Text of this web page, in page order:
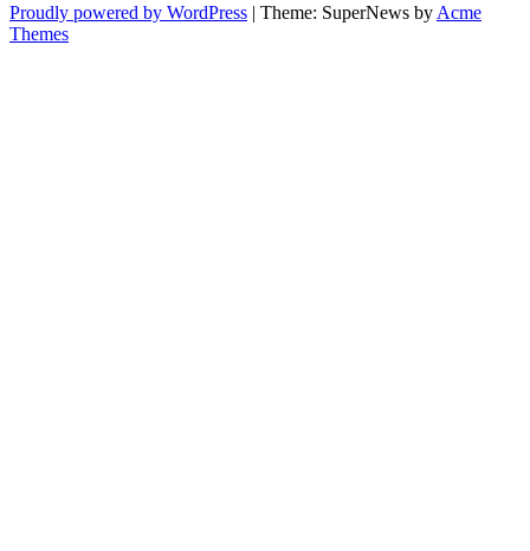
Proudly powered by WordPress | Theme: SuperNews by Acme
Themes